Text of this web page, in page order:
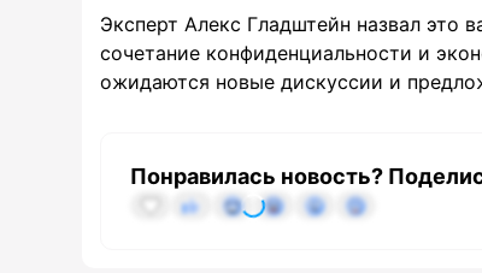
Эксперт Алекс Гладштейн назвал это
сочетание конфиденциальности и
ожидаются новые дискуссии и
Понравилась новость?